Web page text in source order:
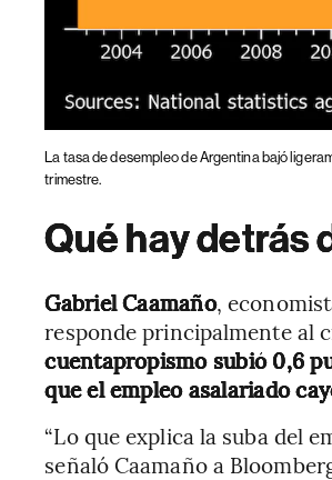
La tasa de desempleo de Argentina bajó
trimestre.
Qué hay detrás
Gabriel Caamaño,
responde principalmente al
cuentapropismo subió 0,6
que el empleo asalariado
“Lo que explica la suba del
señaló Caamaño a